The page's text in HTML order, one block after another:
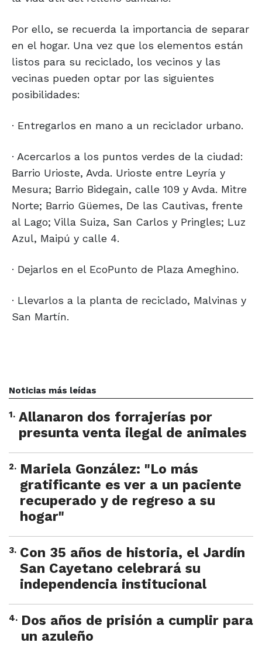
Por ello, se recuerda la importancia de separar
en el hogar. Una vez que los elementos están
listos para su reciclado, los vecinos y las
vecinas pueden optar por las siguientes
posibilidades:
· Entregarlos en mano a un reciclador urbano.
· Acercarlos a los puntos verdes de la ciudad:
Barrio Urioste, Avda. Urioste entre Leyría y
Mesura; Barrio Bidegain, calle 109 y Avda. Mitre
Norte; Barrio Güemes, De las Cautivas, frente
al Lago; Villa Suiza, San Carlos y Pringles; Luz
Azul, Maipú y calle 4.
· Dejarlos en el EcoPunto de Plaza Ameghino.
· Llevarlos a la planta de reciclado, Malvinas y
San Martín.
Noticias más leídas
1. Allanaron dos forrajerías por
presunta venta ilegal de animales
2. Mariela González: "Lo más
gratificante es ver a un paciente
recuperado y de regreso a su
hogar"
3. Con 35 años de historia, el Jardín
San Cayetano celebrará su
independencia institucional
4. Dos años de prisión a cumplir para
un azuleño